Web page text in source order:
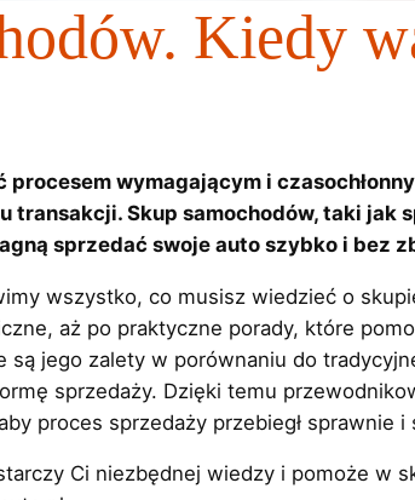
Kiedy
wymagającym i
transakcji. Skup samochodów, taki jak
sprzedać swoje auto szybko i bez
wszystko, co musisz wiedzieć o
aż po praktyczne porady, które
są jego zalety w porównaniu do
sprzedaży. Dzięki temu
proces sprzedaży przebiegł sprawnie
Ci niezbędnej wiedzy i pomoże w